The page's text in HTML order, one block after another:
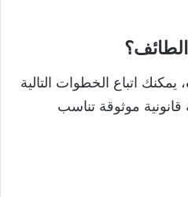
، يمكنك اتباع الخطوات التالية
موثوقة تناسب